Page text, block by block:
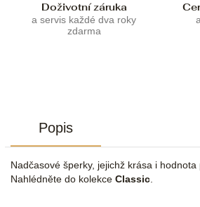
Doživotní záruka
a servis každé dva roky
zdarma
Popis
Nadčasové šperky, jejichž krása i hodnota
Nahlédněte do kolekce Classic